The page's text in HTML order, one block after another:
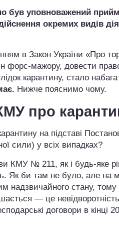
був уповноважений
окремих видів
в Закон України «Про
форс-мажору, довести
карантину, стало
Нижче пояснимо чому.
про
на підставі
сили) у всіх випадках?
КМУ № 211, як і будь-яке
Як би там не було, але
надзвичайного стану,
— це невідворотність
договори в кінці